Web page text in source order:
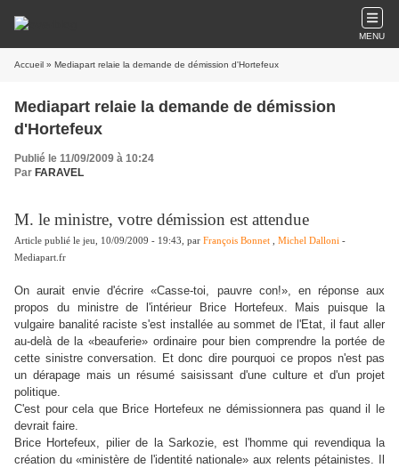
MENU
Accueil » Mediapart relaie la demande de démission d'Hortefeux
Mediapart relaie la demande de démission
d'Hortefeux
Publié le 11/09/2009 à 10:24
Par FARAVEL
M. le ministre, votre démission est attendue
Article publié le jeu, 10/09/2009 - 19:43, par François Bonnet Michel Dalloni -
Mediapart.fr
On aurait envie d'écrire «Casse-toi, pauvre con!», en réponse aux
propos du ministre de l'intérieur Brice Hortefeux. Mais puisque la
vulgaire banalité raciste s'est installée au sommet de l'Etat, il faut aller
au-delà de la «beauferie» ordinaire pour bien comprendre la portée de
cette sinistre conversation. Et donc dire pourquoi ce propos n'est pas
un dérapage mais un résumé saisissant d'une culture et d'un projet
politique.
C'est pour cela que Brice Hortefeux ne démissionnera pas quand il le
devrait faire.
Brice Hortefeux, pilier de la Sarkozie, est l'homme qui revendiqua la
création du «ministère de l'identité nationale» aux relents pétainistes. Il